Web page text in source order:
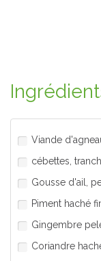
Viande
cébettes,
Gousse d'ail,
Piment haché
Gingembre
Coriandre